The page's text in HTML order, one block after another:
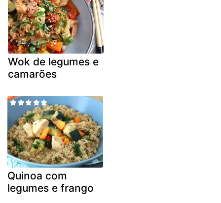
Wok de legumes e
camarões
Quinoa com
legumes e frango